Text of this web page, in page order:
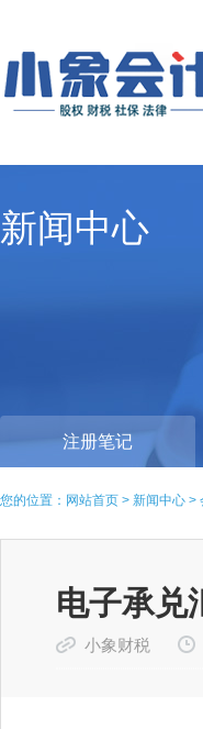
新闻中心
注册笔记
您的位置： 网站首页 > 新闻中心 >
电子承兑
小象财税